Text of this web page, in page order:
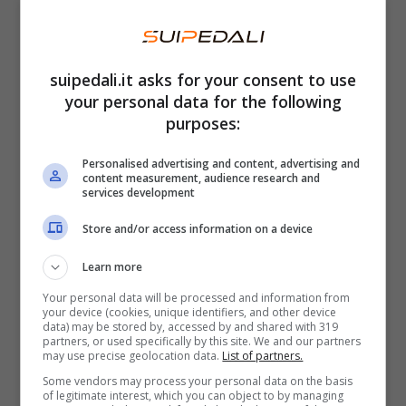
La nuova batteria a ricarica rapida, inoltre,
potrà aiutare i clienti B2B a ridurre i tempi di
fermo moto nel settore delle consegne
heavy users, mentre la batteria speed rimarrà
suipedali.it asks for your consent to use
your personal data for the following
purposes:
Personalised advertising and content, advertising and
content measurement, audience research and
services development
Store and/or access information on a device
Learn more
Your personal data will be processed and information from
your device (cookies, unique identifiers, and other device
data) may be stored by, accessed by and shared with 319
partners, or used specifically by this site. We and our partners
may use precise geolocation data. List of partners.
Some vendors may process your personal data on the basis
of legitimate interest, which you can object to by managing